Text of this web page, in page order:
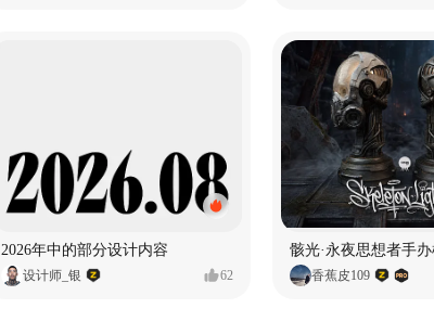
2026年中的部分设计内容
设计师_银 62
骸光·永夜思想者手
香蕉皮109